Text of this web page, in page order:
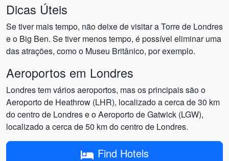
Dicas Úteis
Se tiver mais tempo, não deixe de visitar a Torre de Londres
e o Big Ben. Se tiver menos tempo, é possível eliminar uma
das atrações, como o Museu Britânico, por exemplo.
Aeroportos em Londres
Londres tem vários aeroportos, mas os principais são o
Aeroporto de Heathrow (LHR), localizado a cerca de 30 km
do centro de Londres e o Aeroporto de Gatwick (LGW),
localizado a cerca de 50 km do centro de Londres.
Find Hotels